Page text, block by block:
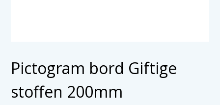
Pictogram bord Giftige
stoffen 200mm